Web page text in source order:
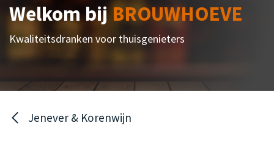
Welkom bijBROUWHOEVE
Kwaliteitsdranken voor thuisgenieters
Jenever & Korenwijn